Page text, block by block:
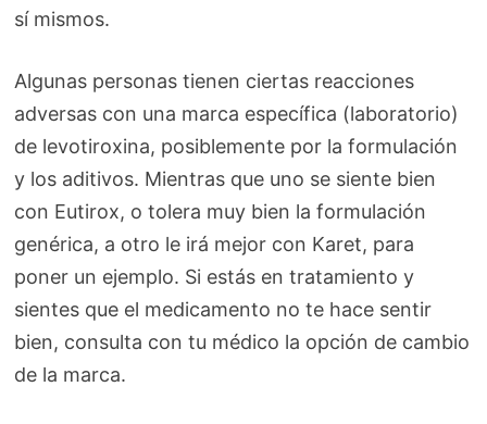
sí mismos.
Algunas personas tienen ciertas reacciones
adversas con una marca específica (laboratorio)
de levotiroxina, posiblemente por la formulación
y los aditivos. Mientras que uno se siente bien
con Eutirox, o tolera muy bien la formulación
genérica, a otro le irá mejor con Karet, para
poner un ejemplo. Si estás en tratamiento y
sientes que el medicamento no te hace sentir
bien, consulta con tu médico la opción de cambio
de la marca.